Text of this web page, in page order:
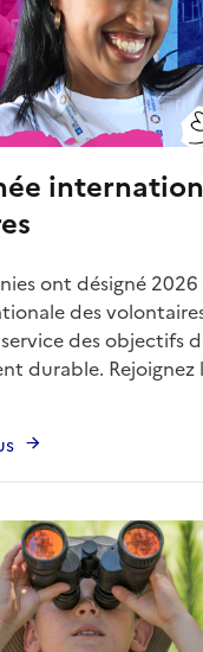
ont désigné
des
des objectifs
durable. Rejoignez